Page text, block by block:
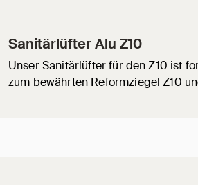
Sanitärlüfter Alu Z10
Unser Sanitärlüfter für den Z10 ist
zum bewährten Reformziegel Z10